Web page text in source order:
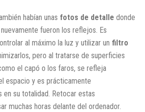
habían unas fotos de detalle donde
fueron los reflejos. Es
al máximo la luz y utilizar un filtro
pero al tratarse de superficies
el capó o los faros, se refleja
espacio y es prácticamente
en su totalidad. Retocar estas
muchas horas delante del ordenador.